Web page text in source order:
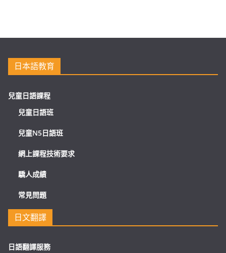
日本語教育
兒童日語課程
兒童日語班
兒童N5日語班
網上課程技術要求
驕人成績
常見問題
日文翻譯
日語翻譯服務